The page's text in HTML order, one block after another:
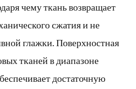
чему ткань возвращает
сжатия и не
глажки. Поверхностная
тканей в диапазоне
достаточную